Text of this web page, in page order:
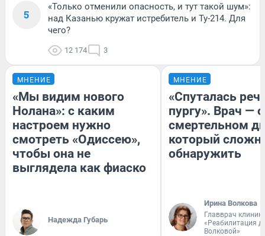
5
«Только отменили опасность, и тут такой шум»:
над Казанью кружат истребитель и Ту-214. Для
чего?
12 174 3
МНЕНИЕ
«Мы видим нового
Нолана»: с каким
настроем нужно
смотреть «Одиссею»,
чтобы она не
выглядела как фиаско
Надежда Губарь
МНЕНИЕ
«Спуталась
пургу». Врач — о
смертельном
который
обнаружить
Ирина Волкова
Главврач
«Реабилитация
Волковой»